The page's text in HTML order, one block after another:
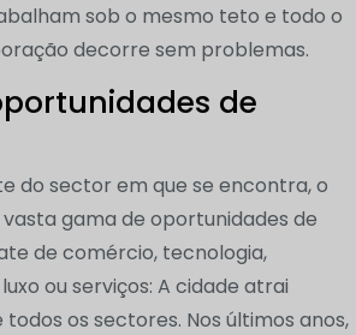
sob o mesmo teto e todo o
decorre sem problemas.
de
do sector em que se encontra, o
gama de oportunidades de
de comércio, tecnologia,
ou serviços: A cidade atrai
os sectores. Nos últimos anos,